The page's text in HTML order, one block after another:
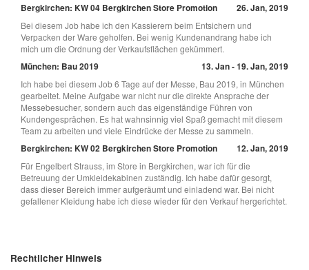
Bergkirchen: KW 04 Bergkirchen Store Promotion 26. Jan, 2019
Bei diesem Job habe ich den Kassierern beim Entsichern und
Verpacken der Ware geholfen. Bei wenig Kundenandrang habe ich
mich um die Ordnung der Verkaufsflächen gekümmert.
München: Bau 2019 13. Jan - 19. Jan, 2019
Ich habe bei diesem Job 6 Tage auf der Messe, Bau 2019, in München
gearbeitet. Meine Aufgabe war nicht nur die direkte Ansprache der
Messebesucher, sondern auch das eigenständige Führen von
Kundengesprächen. Es hat wahnsinnig viel Spaß gemacht mit diesem
Team zu arbeiten und viele Eindrücke der Messe zu sammeln.
Bergkirchen: KW 02 Bergkirchen Store Promotion 12. Jan, 2019
Für Engelbert Strauss, im Store in Bergkirchen, war ich für die
Betreuung der Umkleidekabinen zuständig. Ich habe dafür gesorgt,
dass dieser Bereich immer aufgeräumt und einladend war. Bei nicht
gefallener Kleidung habe ich diese wieder für den Verkauf hergerichtet.
Rechtlicher Hinweis